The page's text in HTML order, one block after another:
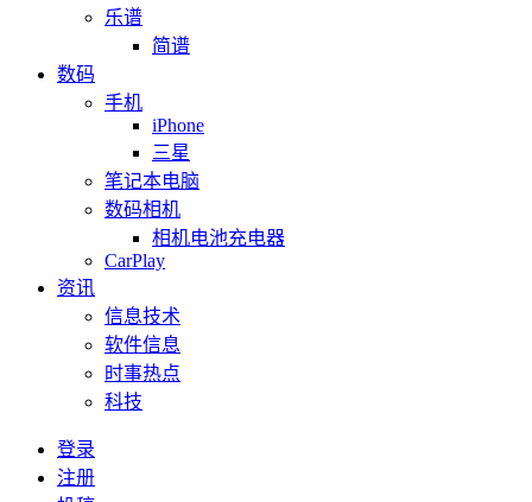
乐谱
简谱
数码
手机
iPhone
三星
笔记本电脑
数码相机
相机电池充电器
CarPlay
资讯
信息技术
软件信息
时事热点
科技
登录
注册